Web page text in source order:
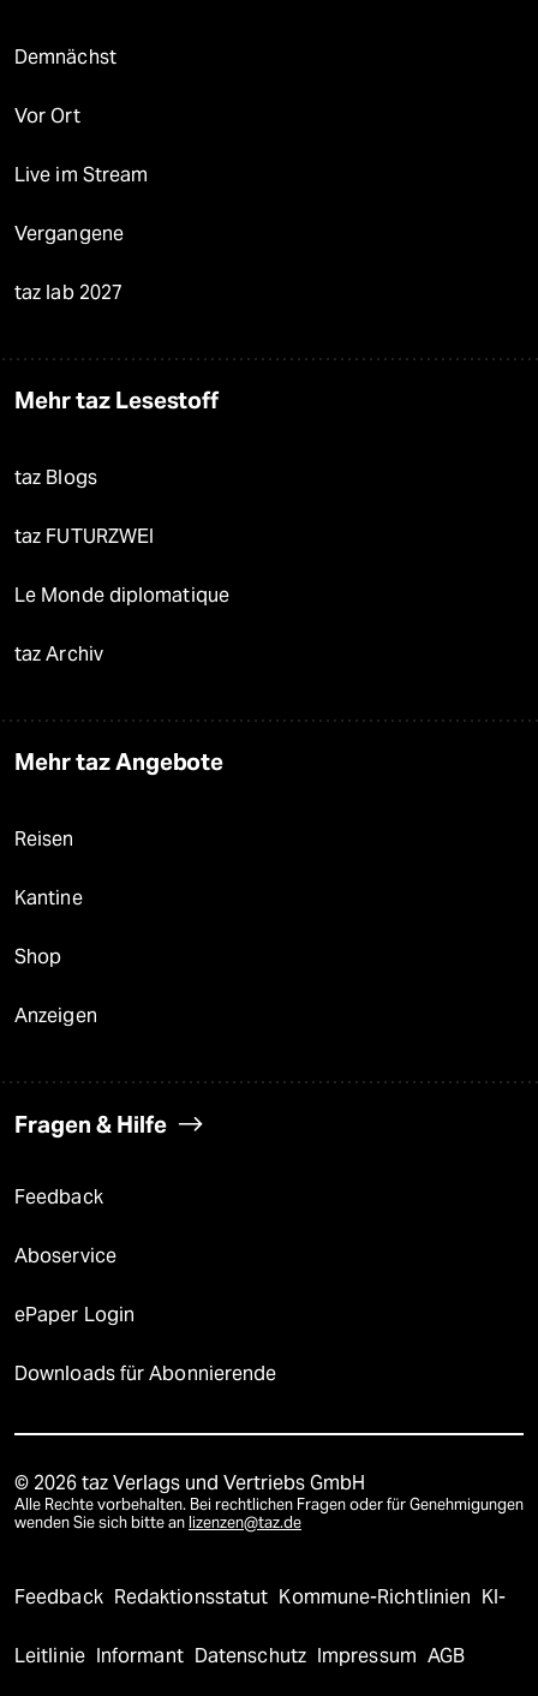
Demnächst
Vor Ort
Live im Stream
Vergangene
taz lab 2027
Mehr taz Lesestoff
taz Blogs
taz FUTURZWEI
Le Monde diplomatique
taz Archiv
Mehr taz Angebote
Reisen
Kantine
Shop
Anzeigen
Fragen & Hilfe
Feedback
Aboservice
ePaper Login
Downloads für Abonnierende
© 2026 taz Verlags und Vertriebs GmbH
Alle Rechte vorbehalten. Bei rechtlichen Fragen oder für Genehmigungen
wenden Sie sich bitte an lizenzen@taz.de
Feedback Redaktionsstatut Kommune-Richtlinien KI-
Leitlinie Informant Datenschutz Impressum AGB